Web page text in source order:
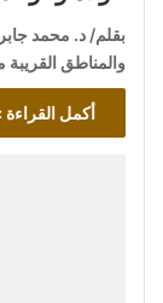
بقلم/ د. محمد
والمناطق القريبة
أكمل القراءة